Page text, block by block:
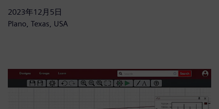
2023年12月5日
Plano, Texas, USA